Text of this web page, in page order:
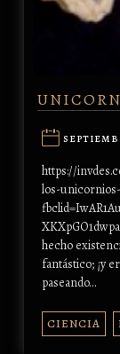
https://
los-
hecho
fantástico; ¡y
paseando…
CIENCIA